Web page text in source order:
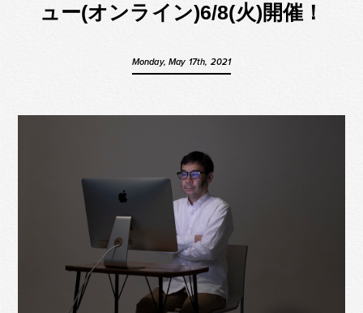
ュー(オンライン)6/8(火)開催！
Monday, May 17th, 2021